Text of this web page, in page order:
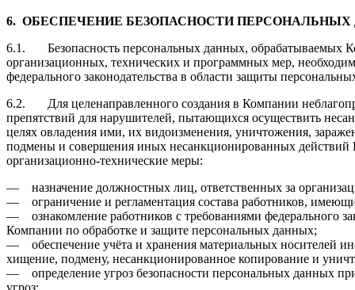
6. ОБЕСПЕЧЕНИЕ БЕЗОПАСНОСТИ
6.1. Безопасность персональных данных, обрабатываемых
организационных, технических и программных мер,
федерального законодательства в области защиты
6.2. Для целенаправленного создания в Компании
препятствий для нарушителей, пытающихся осуществить
целях овладения ими, их видоизменения, уничтожения,
подмены и совершения иных несанкционированных
организационно-технические меры:
— назначение должностных лиц, ответственных за
— ограничение и регламентация состава работников,
— ознакомление работников с требованиями федерального
Компании по обработке и защите персональных данных;
— обеспечение учёта и хранения материальных носителей
хищение, подмену, несанкционированное копирование и
— определение угроз безопасности персональных данных
угроз;